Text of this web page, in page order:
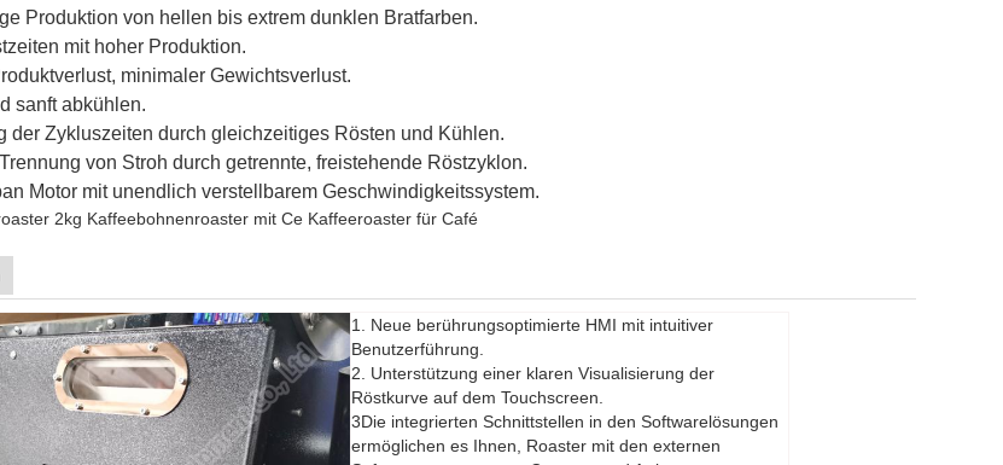
Produktion von hellen bis extrem dunklen Bratfarben.
mit hoher Produktion.
minimaler Gewichtsverlust.
sanft abkühlen.
der Zykluszeiten durch gleichzeitiges Rösten und Kühlen.
von Stroh durch getrennte, freistehende Röstzyklon.
Motor mit unendlich verstellbarem Geschwindigkeitssystem.
2kg Kaffeebohnenroaster mit Ce Kaffeeroaster für Café
1. Neue berührungsoptimierte HMI mit intuitiver
Benutzerführung.
2. Unterstützung einer klaren Visualisierung der
Röstkurve auf dem Touchscreen.
3Die integrierten Schnittstellen in den Softwarelösungen
ermöglichen es Ihnen, Roaster mit den externen